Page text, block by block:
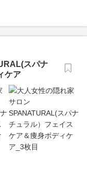
スパナ
ケア